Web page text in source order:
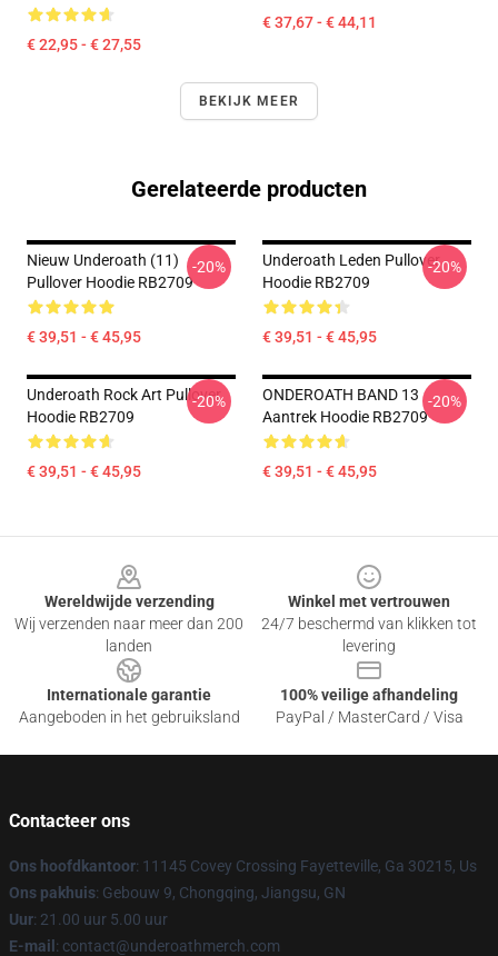
€ 22,95 - € 27,55
€ 37,67 - € 44,11
BEKIJK MEER
Gerelateerde producten
Nieuw Underoath (11)
Pullover Hoodie RB2709
€ 39,51 - € 45,95
-20%
Underoath Leden Pullover
Hoodie RB2709
€ 39,51 - € 45,95
-20%
Underoath Rock Art Pullover
Hoodie RB2709
€ 39,51 - € 45,95
-20%
ONDEROATH BAND 13
Aantrek Hoodie RB2709
€ 39,51 - € 45,95
-20%
Wereldwijde verzending
Wij verzenden naar meer dan 200
landen
Winkel met vertrouwen
24/7 beschermd van klikken tot
levering
Internationale garantie
Aangeboden in het gebruiksland
100% veilige afhandeling
PayPal / MasterCard / Visa
Contacteer ons
Ons hoofdkantoor: 11145 Covey Crossing Fayetteville, Ga 30215, Us
Ons pakhuis: Gebouw 9, Chongqing, Jiangsu, GN
Uur: 21.00 uur 5.00 uur
E-mail : contact@underoathmerch.com